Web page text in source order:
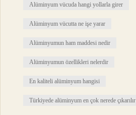
Alüminyum vücuda hangi yollarla girer
Alüminyum vücutta ne işe yarar
Alüminyumun ham maddesi nedir
Alüminyumun özellikleri nelerdir
En kaliteli alüminyum hangisi
Türkiyede alüminyum en çok nerede çıkarılır